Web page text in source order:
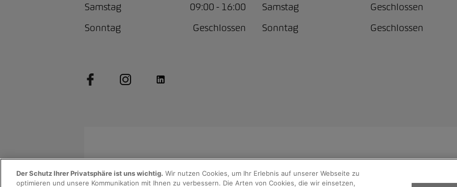
Samstag
09:00 - 16:00
Sonntag
Geschlossen
Samstag
Geschlossen
Sonntag
Geschlossen
© 2026 AMAG Automobil und Motoren AG
Datenschutzerklärung
Rechtliche Hinweise Rechtliche Hinweise Online-Chat Cookie-Richtlinie
Der Schutz Ihrer Privatsphäre ist uns wichtig. Wir nutzen Cookies, um Ihr Erlebnis auf unserer Webseite zu
optimieren und unsere Kommunikation mit Ihnen zu verbessern. Die Arten von Cookies, die wir einsetzen,